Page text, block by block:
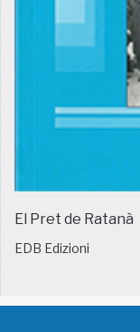
El Pret de Ratanà
EDB Edizioni